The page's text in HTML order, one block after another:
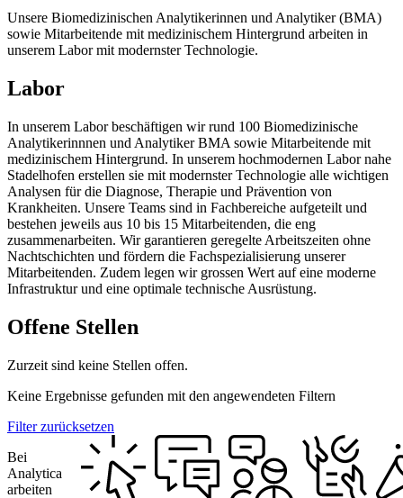
Unsere Biomedizinischen Analytikerinnen und Analytiker (BMA)
sowie Mitarbeitende mit medizinischem Hintergrund arbeiten in
unserem Labor mit modernster Technologie.
Labor
In unserem Labor beschäftigen wir rund 100 Biomedizinische
Analytikerinnnen und Analytiker BMA sowie Mitarbeitende mit
medizinischem Hintergrund. In unserem hochmodernen Labor nahe
Stadelhofen erstellen sie mit modernster Technologie alle wichtigen
Analysen für die Diagnose, Therapie und Prävention von
Krankheiten. Unsere Teams sind in Fachbereiche aufgeteilt und
bestehen jeweils aus 10 bis 15 Mitarbeitenden, die eng
zusammenarbeiten. Wir garantieren geregelte Arbeitszeiten ohne
Nachtschichten und fördern die Fachspezialisierung unserer
Mitarbeitenden. Zudem legen wir grossen Wert auf eine moderne
Infrastruktur und eine optimale technische Ausrüstung.
Offene Stellen
Zurzeit sind keine Stellen offen.
Keine Ergebnisse gefunden mit den angewendeten Filtern
Filter zurücksetzen
Bei
Analytica
arbeiten